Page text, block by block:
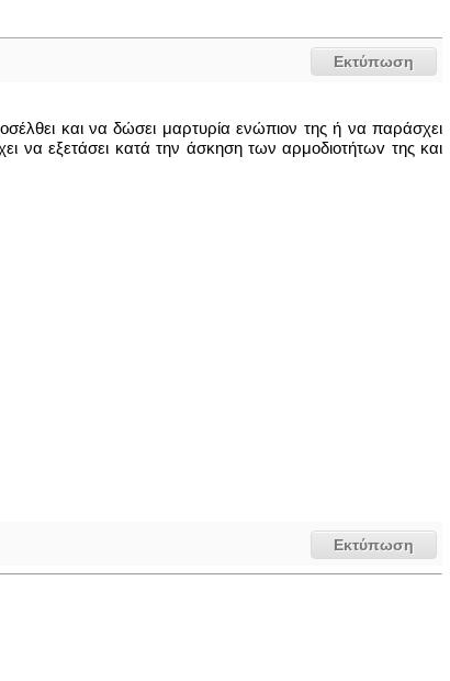
Εκτύπωση
και να δώσει μαρτυρία ενώπιον της ή να παράσχει
να εξετάσει κατά την άσκηση των αρμoδιoτήτωv της και
Εκτύπωση